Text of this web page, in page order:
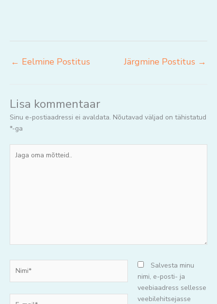
← Eelmine Postitus Järgmine Postitus →
Lisa kommentaar
Sinu e-postiaadressi ei avaldata. Nõutavad väljad on tähistatud
*-ga
oma
Salvesta minu
nimi, e-posti- ja
veebiaadress sellesse
veebilehitsejasse